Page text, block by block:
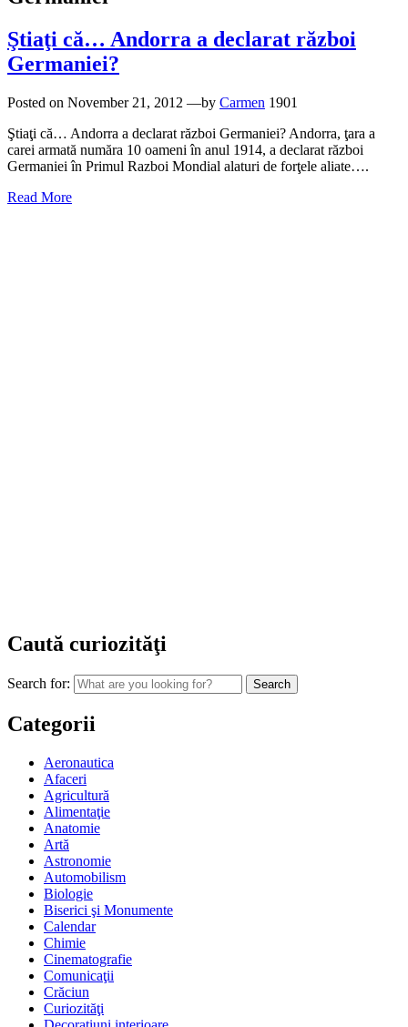
Ştiaţi că… Andorra a declarat război
Germaniei?
Posted on November 21, 2012 —by Carmen 1901
Ştiaţi că… Andorra a declarat război Germaniei? Andorra, ţara a
carei armată număra 10 oameni în anul 1914, a declarat război
Germaniei în Primul Razboi Mondial alaturi de forţele aliate….
Read More
Caută curiozităţi
Search for:
Categorii
Aeronautica
Afaceri
Agricultură
Alimentaţie
Anatomie
Artă
Astronomie
Automobilism
Biologie
Biserici şi Monumente
Calendar
Chimie
Cinematografie
Comunicaţii
Crăciun
Curiozităţi